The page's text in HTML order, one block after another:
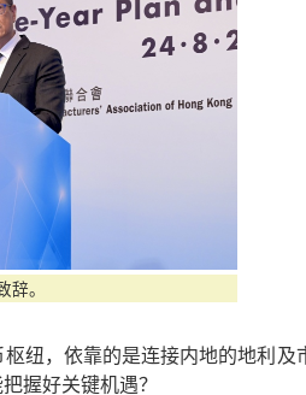
。
纽，依靠的是连接内地的地利
握好关键机遇？